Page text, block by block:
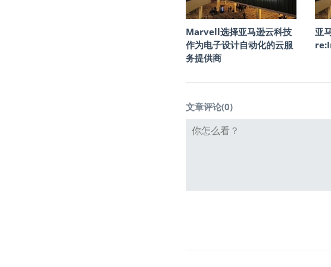
Marvell选择亚马逊云科技
作为电子设计自动化的云服
务提供商
亚
文章评论(0)